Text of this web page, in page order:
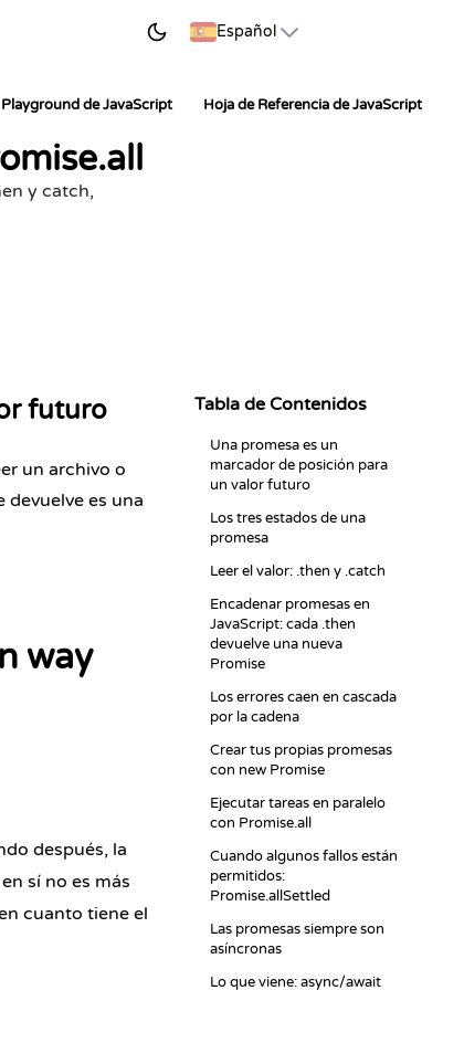
Español
Playground de JavaScript Hoja de Referencia de JavaScript
y catch,
futuro
un archivo o
es una
way
después, la
sí no es más
cuanto tiene el
Tabla de Contenidos
Una promesa es un
marcador de posición para
un valor futuro
Los tres estados de una
promesa
Leer el valor: .then y .catch
Encadenar promesas en
JavaScript: cada .then
devuelve una nueva
Promise
Los errores caen en cascada
por la cadena
Crear tus propias promesas
con new Promise
Ejecutar tareas en paralelo
con Promise.all
Cuando algunos fallos están
permitidos:
Promise.allSettled
Las promesas siempre son
asíncronas
Lo que viene: async/await